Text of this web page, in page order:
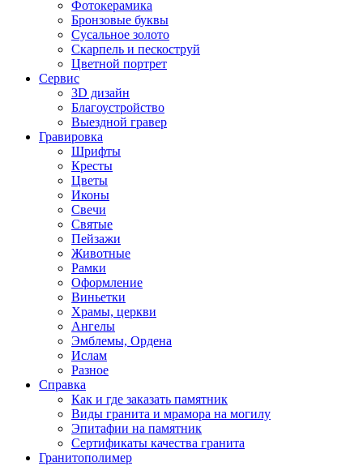
Фотокерамика
Бронзовые буквы
Сусальное золото
Скарпель и пескоструй
Цветной портрет
Сервис
3D дизайн
Благоустройство
Выездной гравер
Гравировка
Шрифты
Кресты
Цветы
Иконы
Свечи
Святые
Пейзажи
Животные
Рамки
Оформление
Виньетки
Храмы, церкви
Ангелы
Эмблемы, Ордена
Ислам
Разное
Справка
Как и где заказать памятник
Виды гранита и мрамора на могилу
Эпитафии на памятник
Сертификаты качества гранита
Гранитополимер